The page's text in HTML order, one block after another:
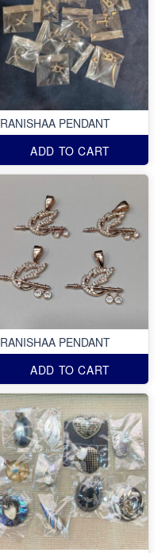
RANISHAA PENDANT
ADD TO CART
RANISHAA PENDANT
ADD TO CART